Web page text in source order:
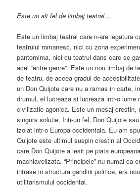
Este un alt fel de limbaj teatral…
Este un limbaj teatral care n-are legatura
teatrului romanesc, nici cu zona
pantomima, nici cu teatrul-dans care se
acel “entre genre”. Este un nou limbaj de
de teatru, de aceea gradul de
un Don Quijote care nu a ramas in carte,
drumul, el lucreaza si lucreaza intr-o lume
civilizatie agonica. Este un mesaj crestin,
singura solutie. Intr-un fel, Don Quijote
izolat intr-o Europa occidentala. Eu am
Quijote este ultimul suspin crestin al
care Don Quijote a iesit pe piata
machiavelizata. “Principele” nu numai ca
intrase in structura gandirii politice, era
utilitarismului occidental.